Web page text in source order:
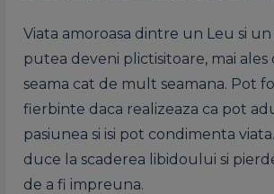
Viata amoroasa dintre un Leu si
putea deveni plictisitoare, mai ales
seama cat de mult seamana. Pot
fierbinte daca realizeaza ca pot
pasiunea si isi pot condimenta
duce la scaderea libidoului si
de a fi impreuna.